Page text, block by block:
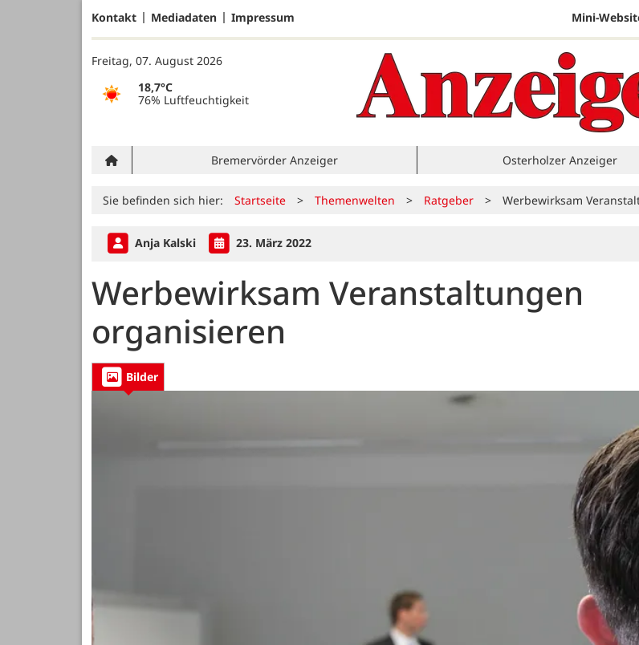
Kontakt Mediadaten Impressum Mini-
Freitag, 07. August 2026
18,7°C
76% Luftfeuchtigkeit
Bremervörder Anzeiger Osterholzer Anzeiger
Sie befinden sich hier: Startseite > Themenwelten > Ratgeber > Werbewirksam
Anja Kalski 23. März 2022
Werbewirksam Veranstaltungen
organisieren
Bilder